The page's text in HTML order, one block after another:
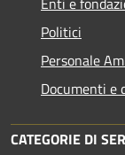
Politici
Personale
Documenti e
CATEGORIE DI